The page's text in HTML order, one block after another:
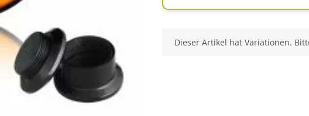
x
Dieser Artikel hat Variationen.